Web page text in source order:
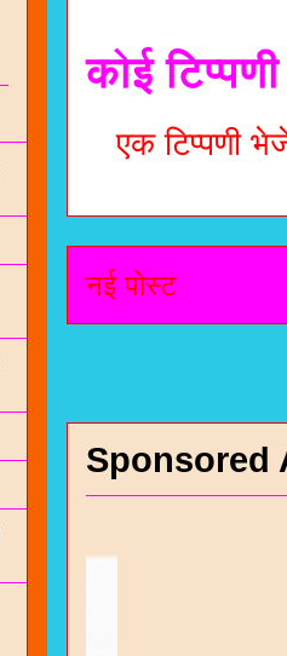
कोई
एक टिप्पणी
नई पोस्ट
Sponsored